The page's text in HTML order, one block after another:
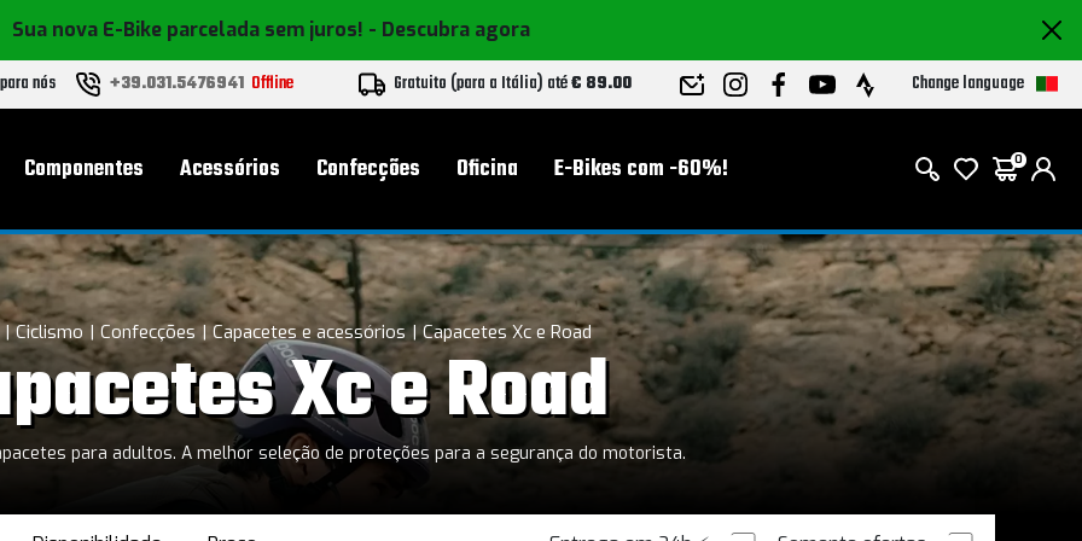
Sua nova E-Bike parcelada sem juros! - Descubra agora
nós +39.031.5476941 Offline Gratuito (para a Itália) até€ 89.00 Change language
Componentes Acessórios Confecções Oficina E-Bikes com -60%! 0
Ciclismo Confecções Capacetes e acessórios Capacetes Xc e Road
Xc e Road
para adultos. A melhor seleção de proteções para a segurança do motorista.